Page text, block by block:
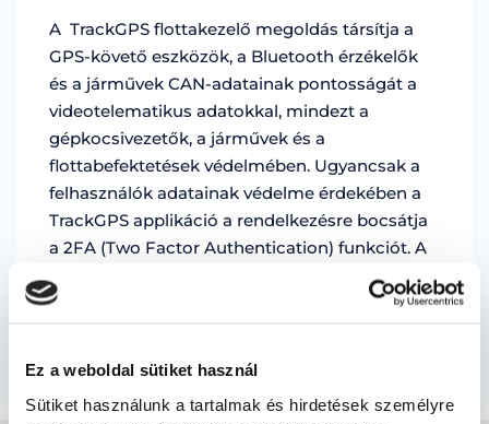
Ez a weboldal sütiket használ
Sütiket használunk a tartalmak és hirdetések személyre
A TrackGPS flottakezelő megoldás társítja a
GPS-követő eszközök, a Bluetooth érzékelők
és a járművek CAN-adatainak pontosságát a
videotelematikus adatokkal, mindezt a
gépkocsivezetők, a járművek és a
flottabefektetések védelmében. Ugyancsak a
felhasználók adatainak védelme érdekében a
TrackGPS applikáció a rendelkezésre bocsátja
a 2FA (Two Factor Authentication) funkciót. A
biztonságot nyújt, a …